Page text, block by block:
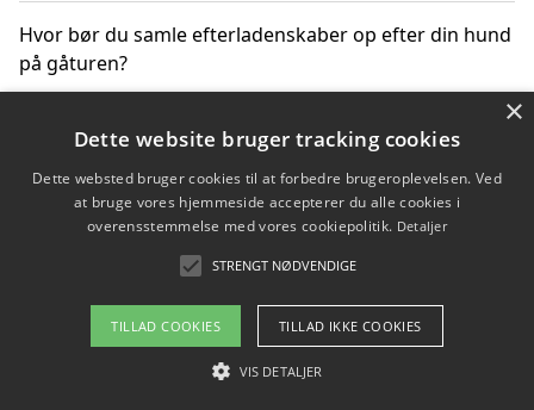
Hvor bør du samle efterladenskaber op efter din hund
på gåturen?
Sådan rydder du effektivt op efter et stort event
Copyright 2026 - Pilanto Aps
Om / kontakt
Blog Betingelser
×
Dette website bruger tracking cookies
Dette websted bruger cookies til at forbedre brugeroplevelsen. Ved
at bruge vores hjemmeside accepterer du alle cookies i
overensstemmelse med vores cookiepolitik. Detaljer
STRENGT NØDVENDIGE
TILLAD COOKIES TILLAD IKKE COOKIES
VIS DETALJER